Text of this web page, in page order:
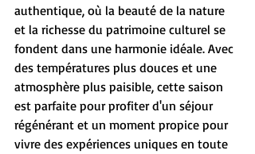
authentique, où la beauté de la nature
et la richesse du patrimoine culturel se
fondent dans une harmonie idéale. Avec
des températures plus douces et une
atmosphère plus paisible, cette saison
est parfaite pour profiter d'un séjour
régénérant et un moment propice pour
vivre des expériences uniques en toute